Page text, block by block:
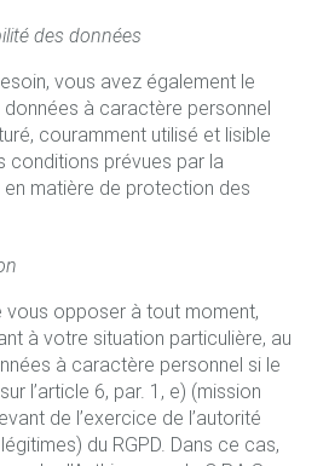
des données
vous avez également le
à caractère personnel
couramment utilisé et lisible
conditions prévues par la
en matière de protection des
vous opposer à tout moment,
à votre situation particulière, au
à caractère personnel si le
l’article 6, par. 1, e) (mission
de l’exercice de l’autorité
du RGPD. Dans ce cas,